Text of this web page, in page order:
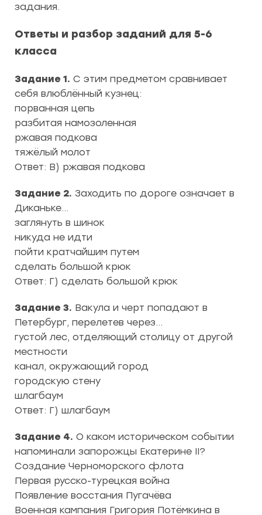
задания.
Ответы и разбор заданий для 5-6
класса
Задание 1. С этим предметом сравнивает
себя влюблённый кузнец:
порванная цепь
разбитая намозоленная
ржавая подкова
тяжёлый молот
Ответ: В) ржавая подкова
Задание 2. Заходить по дороге означает в
Диканьке…
заглянуть в шинок
никуда не идти
пойти кратчайшим путем
сделать большой крюк
Ответ: Г) сделать большой крюк
Задание 3. Вакула и черт попадают в
Петербург, перелетев через…
густой лес, отделяющий столицу от другой
местности
канал, окружающий город
городскую стену
шлагбаум
Ответ: Г) шлагбаум
Задание 4. О каком историческом событии
напоминали запорожцы Екатерине II?
Создание Черноморского флота
Первая русско-турецкая война
Появление восстания Пугачёва
Военная кампания Григория Потёмкина в